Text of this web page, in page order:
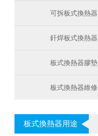
可拆板式換熱器
釬焊板式換熱器
板式換熱器膠墊
板式換熱器維修
板式換熱器用途